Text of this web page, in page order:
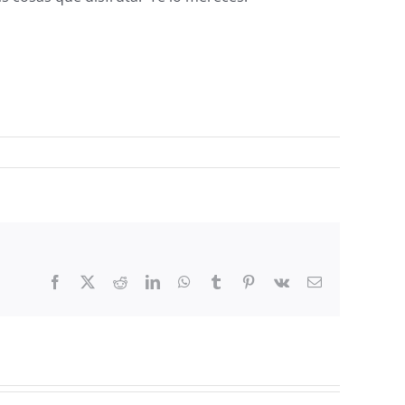
Facebook RedditLinkedInWhatsApp
Tumblr Pinterest
Vk Email